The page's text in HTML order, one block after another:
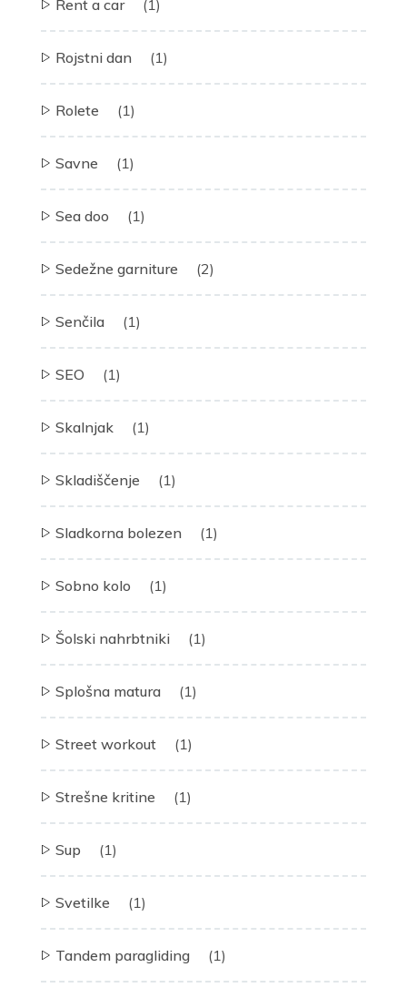
Rent a car (1)
Rojstni dan (1)
Rolete (1)
Savne (1)
Sea doo (1)
Sedežne garniture (2)
Senčila (1)
SEO (1)
Skalnjak (1)
Skladiščenje (1)
Sladkorna bolezen (1)
Sobno kolo (1)
Šolski nahrbtniki (1)
Splošna matura (1)
Street workout (1)
Strešne kritine (1)
Sup (1)
Svetilke (1)
Tandem paragliding (1)